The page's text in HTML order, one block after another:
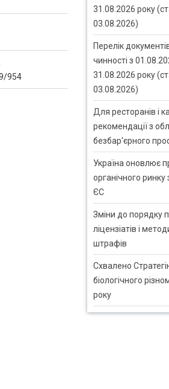
954
31.08.2026 року
03.08.2026)
Перелік
чинності з
31.08.2026 року
03.08.2026)
Для ресторанів і
рекомендації з
безбар'єрного
Україна оновлює
органічного
ЄС
Зміни до порядку
ліцензіатів і
штрафів
Схвалено
біологічного
року